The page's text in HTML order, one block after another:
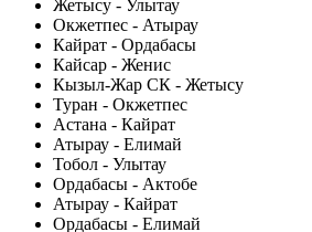
Жетысу - Улытау
Окжетпес - Атырау
Кайрат - Ордабасы
Кайсар - Женис
Кызыл-Жар СК - Жетысу
Туран - Окжетпес
Астана - Кайрат
Атырау - Елимай
Тобол - Улытау
Ордабасы - Актобе
Атырау - Кайрат
Ордабасы - Елимай